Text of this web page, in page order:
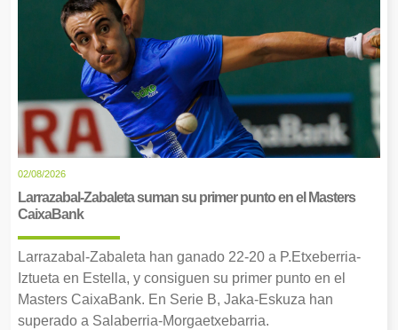
02/08/2026
Larrazabal-Zabaleta suman su primer punto en el Masters
CaixaBank
Larrazabal-Zabaleta han ganado 22-20 a P.Etxeberria-
Iztueta en Estella, y consiguen su primer punto en el
Masters CaixaBank. En Serie B, Jaka-Eskuza han
superado a Salaberria-Morgaetxebarria.